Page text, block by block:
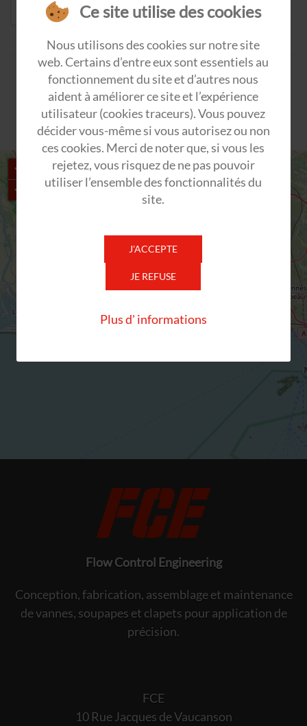
ENVOYER
+
−
Flow Control Engineering
Conception, fabrication, assemblage et maintenance
de vannes, soupapes et clapets pour application de
précision.
FCE
10 Rue Jacques de Vaucanson
Ce site utilise des cookies
Nous utilisons des cookies sur notre site
web. Certains d’entre eux sont essentiels au
fonctionnement du site et d’autres nous
aident à améliorer ce site et l’expérience
utilisateur (cookies traceurs). Vous pouvez
décider vous-même si vous autorisez ou non
ces cookies. Merci de noter que, si vous les
rejetez, vous risquez de ne pas pouvoir
utiliser l’ensemble des fonctionnalités du
site.
J'ACCEPTE
JE REFUSE
Plus d' informations